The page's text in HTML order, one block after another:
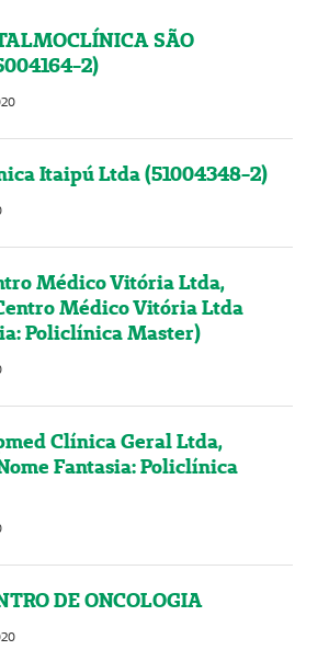
SÃO
2)
Itaipú Ltda (51004348-2)
Médico Vitória Ltda,
Médico Vitória Ltda
Policlínica Master)
Clínica Geral Ltda,
Fantasia: Policlínica
DE ONCOLOGIA